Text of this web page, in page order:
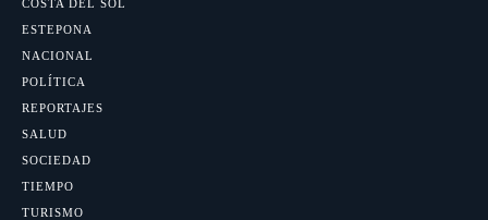
COSTA DEL SOL
ESTEPONA
NACIONAL
POLÍTICA
REPORTAJES
SALUD
SOCIEDAD
TIEMPO
TURISMO